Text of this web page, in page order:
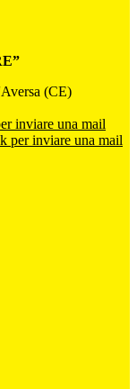
(CE)
inviare una mail
per inviare una mail